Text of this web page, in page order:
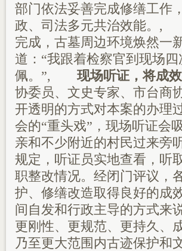
部门依法妥善完成修缮工作
政、司法多元共治效能。,
完成，古墓周边环境焕然一
道：“我跟着检察官到现场
佩。”, 现场听证，将成效
协委员、文史专家、市台商
开透明的方式对本案的办
会的“重头戏”，现场听证会
亲和不少附近的村民过来
规定，听证员实地查看，听
职整改情况。经闭门评议，
护、修缮改造取得良好的
间自发和行政主导的方式来
更刚性、更规范、更持久、
乃至更大范围内古迹保护和